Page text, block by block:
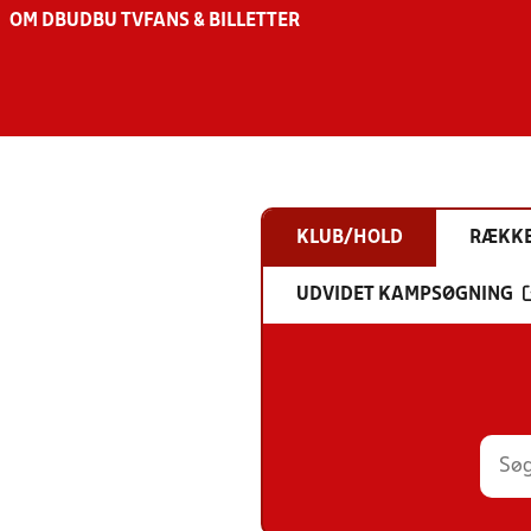
OM DBU DBU TV FANS & BILLETTER
KLUB/HOLD
UDVIDET KAMPSØGNING